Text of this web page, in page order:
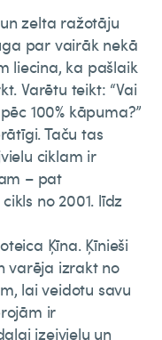
zelta ražotāju
par vairāk nekā
liecina, ka pašlaik
Varētu teikt: “Vai
100% kāpuma?”
Taču tas
ciklam ir
– pat
no 2001. līdz
Ķīna. Ķīnieši
varēja izrakt no
lai veidotu savu
ir
izejvielu un